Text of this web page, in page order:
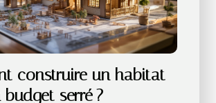
construire un habitat
serré ?